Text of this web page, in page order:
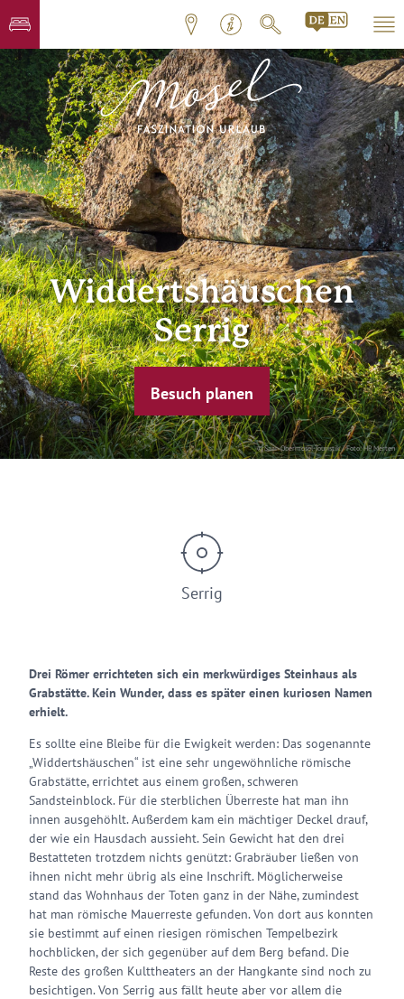
© Saar-Obermosel-Touristik / Foto: HP Merten
Widdertshäuschen
Serrig
Besuch planen
Serrig
Drei Römer errichteten sich ein merkwürdiges Steinhaus als
Grabstätte. Kein Wunder, dass es später einen kuriosen Namen
erhielt.
Es sollte eine Bleibe für die Ewigkeit werden: Das sogenannte
„Widdertshäuschen“ ist eine sehr ungewöhnliche römische
Grabstätte, errichtet aus einem großen, schweren
Sandsteinblock. Für die sterblichen Überreste hat man ihn
innen ausgehöhlt. Außerdem kam ein mächtiger Deckel drauf,
der wie ein Hausdach aussieht. Sein Gewicht hat den drei
Bestatteten trotzdem nichts genützt: Grabräuber ließen von
ihnen nicht mehr übrig als eine Inschrift. Möglicherweise
stand das Wohnhaus der Toten ganz in der Nähe, zumindest
hat man römische Mauerreste gefunden. Von dort aus konnten
sie bestimmt auf einen riesigen römischen Tempelbezirk
hochblicken, der sich gegenüber auf dem Berg befand. Die
Reste des großen Kulttheaters an der Hangkante sind noch zu
besichtigen. Von Serrig aus fällt heute aber vor allem die